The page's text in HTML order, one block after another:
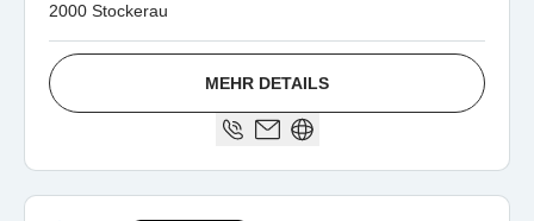
2000 Stockerau
MEHR DETAILS